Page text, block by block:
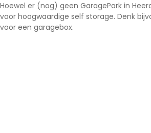
Hoewel er (nog) geen GaragePark in
voor hoogwaardige self storage. Denk
voor een garagebox.